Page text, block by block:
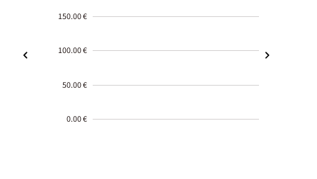
150.00 €
100.00 €
50.00 €
0.00 €